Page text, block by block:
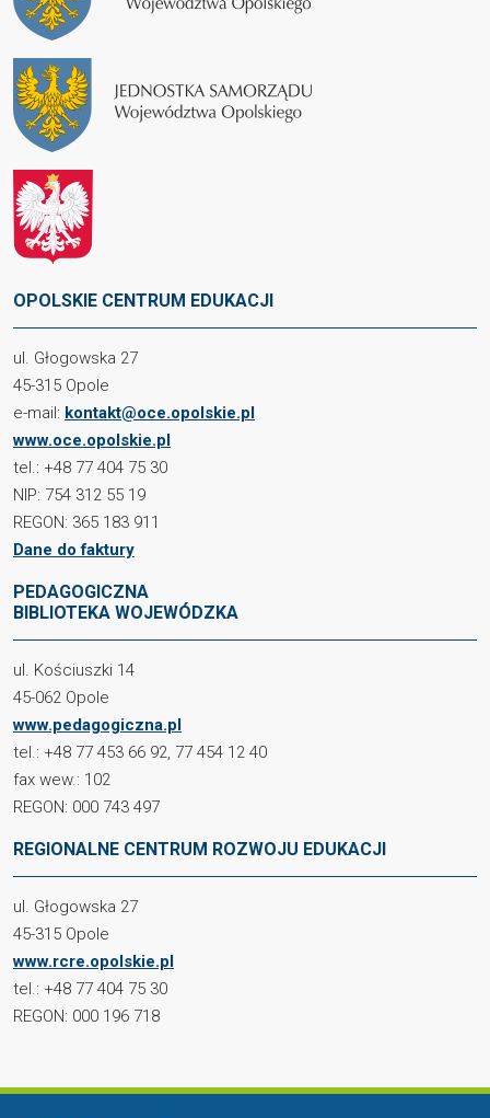
OPOLSKIE CENTRUM EDUKACJI
ul. Głogowska 27
45-315 Opole
e-mail: kontakt@oce.opolskie.pl
www.oce.opolskie.pl
tel.: +48 77 404 75 30
NIP: 754 312 55 19
REGON: 365 183 911
Dane do faktury
PEDAGOGICZNA
BIBLIOTEKA WOJEWÓDZKA
ul. Kościuszki 14
45-062 Opole
www.pedagogiczna.pl
tel.: +48 77 453 66 92, 77 454 12 40
fax wew.: 102
REGON: 000 743 497
REGIONALNE CENTRUM ROZWOJU EDUKACJI
ul. Głogowska 27
45-315 Opole
www.rcre.opolskie.pl
tel.: +48 77 404 75 30
REGON: 000 196 718